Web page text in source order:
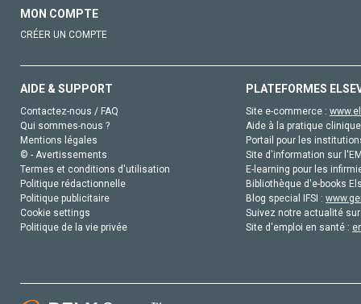
MON COMPTE
CRÉER UN COMPTE
AIDE & SUPPORT
Contactez-nous / FAQ
Qui sommes-nous ?
Mentions légales
© - Avertissements
Termes et conditions d'utilisation
Politique rédactionnelle
Politique publicitaire
Cookie settings
Politique de la vie privée
PLATEFORMES
Site e-commerce :
Aide à la pratique
Portail pour les
Site d'information sur
E-learning pour les
Bibliothèque d'e-books
Blog special IFSI :
Suivez notre actualité
Site d'emploi en santé :